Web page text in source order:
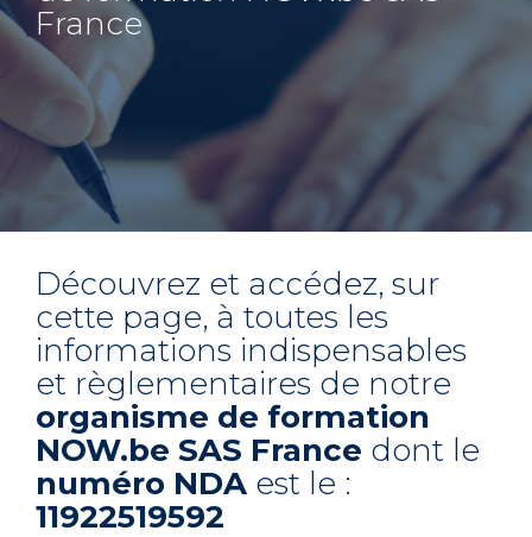
France
Découvrez et accédez, sur
cette page, à toutes les
informations indispensables
et règlementaires de notre
organisme de formation
NOW.be SAS France dont le
numéro NDA est le :
11922519592